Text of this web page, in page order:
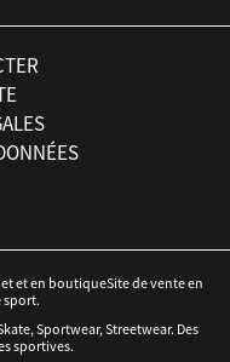
et en boutiqueSite de vente en
sport.
Sportwear, Streetwear. Des
sportives.